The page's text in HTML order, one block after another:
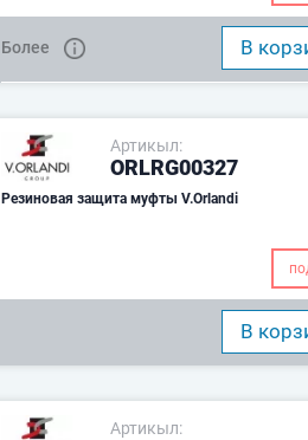
Более B
Артикыл:
ORLRG00327
Резиновая защита муфты V.Orlandi
B
Артикыл: